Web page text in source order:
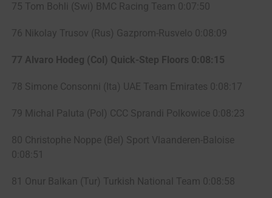
75 Tom Bohli (Swi) BMC Racing Team 0:07:50
76 Nikolay Trusov (Rus) Gazprom-Rusvelo 0:08:09
77 Alvaro Hodeg (Col) Quick-Step Floors 0:08:15
78 Simone Consonni (Ita) UAE Team Emirates 0:08:17
79 Michal Paluta (Pol) CCC Sprandi Polkowice 0:08:23
80 Christophe Noppe (Bel) Sport Vlaanderen-Baloise
0:08:51
81 Onur Balkan (Tur) Turkish National Team 0:08:58